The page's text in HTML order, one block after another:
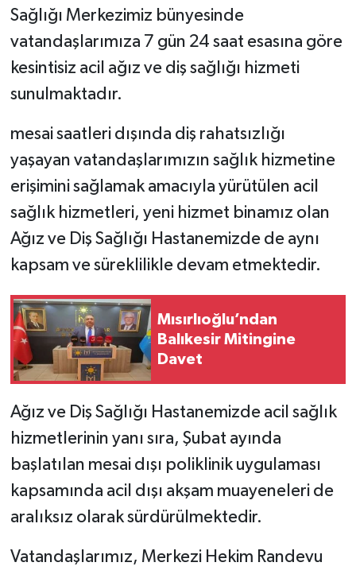
Sağlığı Merkezimiz bünyesinde
vatandaşlarımıza 7 gün 24 saat esasına göre
kesintisiz acil ağız ve diş sağlığı hizmeti
sunulmaktadır.
mesai saatleri dışında diş rahatsızlığı
yaşayan vatandaşlarımızın sağlık hizmetine
erişimini sağlamak amacıyla yürütülen acil
sağlık hizmetleri, yeni hizmet binamız olan
Ağız ve Diş Sağlığı Hastanemizde de aynı
kapsam ve süreklilikle devam etmektedir.
Mısırlıoğlu’ndan
Balıkesir Mitingine
Davet
Ağız ve Diş Sağlığı Hastanemizde acil sağlık
hizmetlerinin yanı sıra, Şubat ayında
başlatılan mesai dışı poliklinik uygulaması
kapsamında acil dışı akşam muayeneleri de
aralıksız olarak sürdürülmektedir.
Vatandaşlarımız, Merkezi Hekim Randevu